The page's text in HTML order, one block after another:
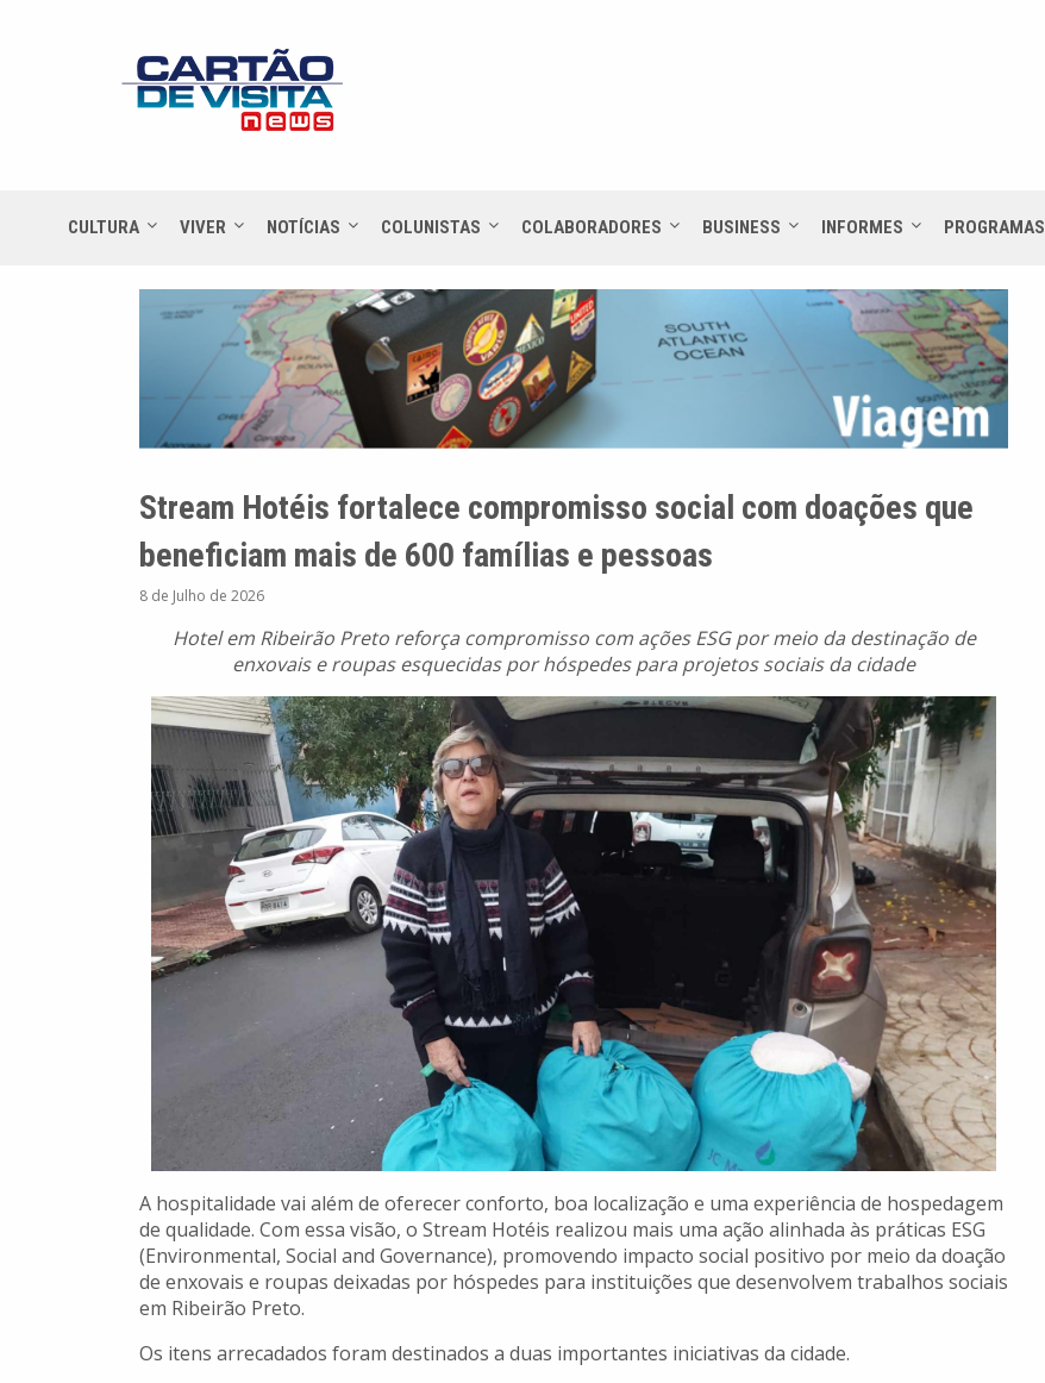
CULTURA VIVER NOTÍCIAS COLUNISTAS COLABORADORES BUSINESS INFORMES PROGRAMAS
Stream Hotéis fortalece compromisso social com doações que
beneficiam mais de 600 famílias e pessoas
8 de Julho de 2026
Hotel em Ribeirão Preto reforça compromisso com ações ESG por meio da destinação de
enxovais e roupas esquecidas por hóspedes para projetos sociais da cidade
A hospitalidade vai além de oferecer conforto, boa localização e uma experiência de hospedagem
de qualidade. Com essa visão, o Stream Hotéis realizou mais uma ação alinhada às práticas ESG
(Environmental, Social and Governance), promovendo impacto social positivo por meio da doação
de enxovais e roupas deixadas por hóspedes para instituições que desenvolvem trabalhos sociais
em Ribeirão Preto.
Os itens arrecadados foram destinados a duas importantes iniciativas da cidade.